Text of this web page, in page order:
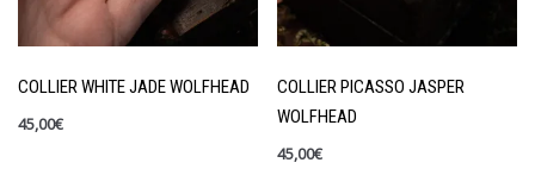
COLLIER WHITE JADE WOLFHEAD
45,00€
COLLIER PICASSO JASPER
WOLFHEAD
45,00€